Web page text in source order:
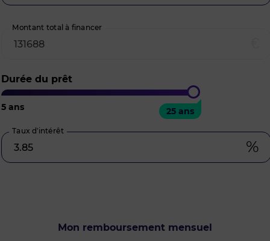
Montant total à financer
Durée du prêt
5 ans 25ans
25 ans
Taux d’intérêt
%
Mon remboursement mensuel